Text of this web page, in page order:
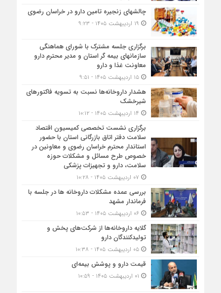
چالشهای زنجیره تامین دارو در خراسان رضوی
برگزاری جلسه مشترک با شورای هماهنگی
سازمانهای بیمه گر استان و مدیر محترم دارو
معاونت غذا و دارو
۱۵ اردیبهشت ۱۴۰۵ - ۹:۵۱
هشدار داروخانه‌ها نسبت به تسویه فاکتورهای
شیرخشک
برگزاری نشست تخصصی کمیسیون اقتصاد
سلامت دفتر اتاق بازرگانی استان با حضور
استاندار محترم خراسان رضوی و معاونین در
خصوص طرح مسائل و مشکلات حوزه
سلامت، دارو و تجهیزات پزشکی
بررسی عمده مشکلات داروخانه ها در جلسه با
فرماندار مشهد
۰۶ اردیبهشت ۱۴۰۵ - ۱۰:۵۳
گلایه داروخانه‌ها از شرکت‌های پخش و
تولیدکنندگان دارو
۰۵ اردیبهشت ۱۴۰۵ - ۱۰:۳۸
قیمت دارو و پوشش بیمه‌ای